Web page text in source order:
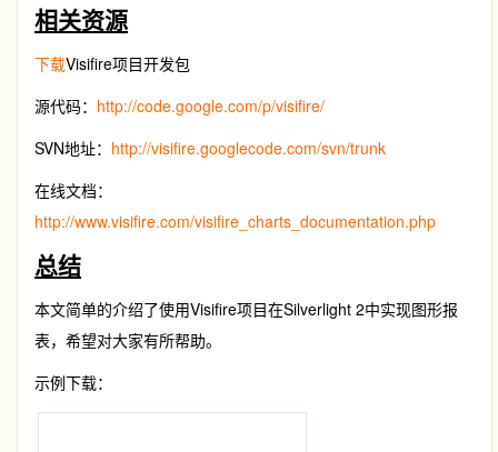
相关资源
下载Visifire项目开发包
源代码： http://code.google.com/p/visifire/
SVN地址： http://visifire.googlecode.com/svn/trunk
在线文档：
http://www.visifire.com/visifire_charts_documentation.php
总结
本文简单的介绍了使用Visifire项目在Silverlight 2中实现图形报
表，希望对大家有所帮助。
示例下载：